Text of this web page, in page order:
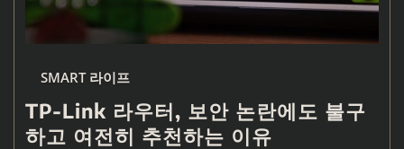
SMART 라이프
TP-Link 라우터, 보안 논란에도 불구
하고 여전히 추천하는 이유